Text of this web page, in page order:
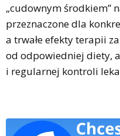
„cudownym środkiem”
przeznaczone dla
a trwałe efekty terapii
od odpowiedniej diety,
i regularnej kontroli